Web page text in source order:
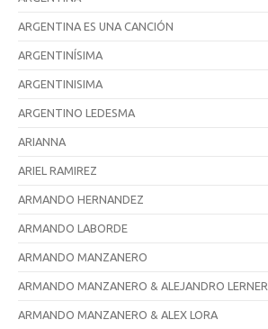
ARGENTINA ES UNA CANCIÓN
ARGENTINÍSIMA
ARGENTINISIMA
ARGENTINO LEDESMA
ARIANNA
ARIEL RAMIREZ
ARMANDO HERNANDEZ
ARMANDO LABORDE
ARMANDO MANZANERO
ARMANDO MANZANERO & ALEJANDRO LERNER
ARMANDO MANZANERO & ALEX LORA